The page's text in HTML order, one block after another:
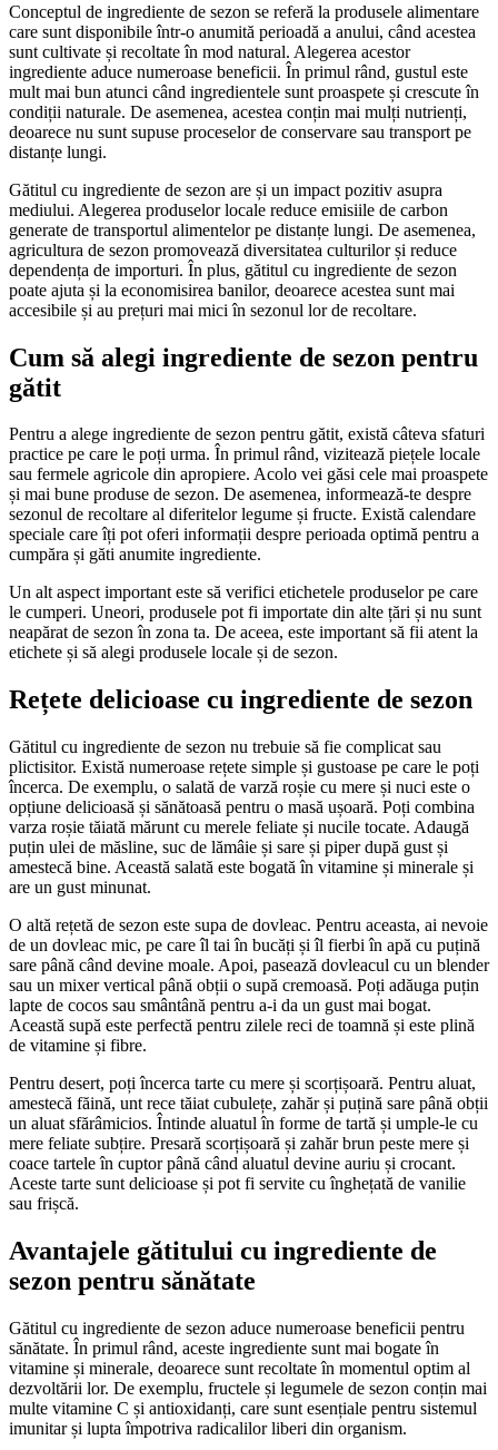
Conceptul de ingrediente de sezon se referă la produsele alimentare
care sunt disponibile într-o anumită perioadă a anului, când acestea
sunt cultivate și recoltate în mod natural. Alegerea acestor
ingrediente aduce numeroase beneficii. În primul rând, gustul este
mult mai bun atunci când ingredientele sunt proaspete și crescute în
condiții naturale. De asemenea, acestea conțin mai mulți nutrienți,
deoarece nu sunt supuse proceselor de conservare sau transport pe
distanțe lungi.
Gătitul cu ingrediente de sezon are și un impact pozitiv asupra
mediului. Alegerea produselor locale reduce emisiile de carbon
generate de transportul alimentelor pe distanțe lungi. De asemenea,
agricultura de sezon promovează diversitatea culturilor și reduce
dependența de importuri. În plus, gătitul cu ingrediente de sezon
poate ajuta și la economisirea banilor, deoarece acestea sunt mai
accesibile și au prețuri mai mici în sezonul lor de recoltare.
Cum să alegi ingrediente de sezon pentru
gătit
Pentru a alege ingrediente de sezon pentru gătit, există câteva sfaturi
practice pe care le poți urma. În primul rând, vizitează piețele locale
sau fermele agricole din apropiere. Acolo vei găsi cele mai proaspete
și mai bune produse de sezon. De asemenea, informează-te despre
sezonul de recoltare al diferitelor legume și fructe. Există calendare
speciale care îți pot oferi informații despre perioada optimă pentru a
cumpăra și găti anumite ingrediente.
Un alt aspect important este să verifici etichetele produselor pe care
le cumperi. Uneori, produsele pot fi importate din alte țări și nu sunt
neapărat de sezon în zona ta. De aceea, este important să fii atent la
etichete și să alegi produsele locale și de sezon.
Rețete delicioase cu ingrediente de sezon
Gătitul cu ingrediente de sezon nu trebuie să fie complicat sau
plictisitor. Există numeroase rețete simple și gustoase pe care le poți
încerca. De exemplu, o salată de varză roșie cu mere și nuci este o
opțiune delicioasă și sănătoasă pentru o masă ușoară. Poți combina
varza roșie tăiată mărunt cu merele feliate și nucile tocate. Adaugă
puțin ulei de măsline, suc de lămâie și sare și piper după gust și
amestecă bine. Această salată este bogată în vitamine și minerale și
are un gust minunat.
O altă rețetă de sezon este supa de dovleac. Pentru aceasta, ai nevoie
de un dovleac mic, pe care îl tai în bucăți și îl fierbi în apă cu puțină
sare până când devine moale. Apoi, pasează dovleacul cu un blender
sau un mixer vertical până obții o supă cremoasă. Poți adăuga puțin
lapte de cocos sau smântână pentru a-i da un gust mai bogat.
Această supă este perfectă pentru zilele reci de toamnă și este plină
de vitamine și fibre.
Pentru desert, poți încerca tarte cu mere și scorțișoară. Pentru aluat,
amestecă făină, unt rece tăiat cubulețe, zahăr și puțină sare până obții
un aluat sfărâmicios. Întinde aluatul în forme de tartă și umple-le cu
mere feliate subțire. Presară scorțișoară și zahăr brun peste mere și
coace tartele în cuptor până când aluatul devine auriu și crocant.
Aceste tarte sunt delicioase și pot fi servite cu înghețată de vanilie
sau frișcă.
Avantajele gătitului cu ingrediente de
sezon pentru sănătate
Gătitul cu ingrediente de sezon aduce numeroase beneficii pentru
sănătate. În primul rând, aceste ingrediente sunt mai bogate în
vitamine și minerale, deoarece sunt recoltate în momentul optim al
dezvoltării lor. De exemplu, fructele și legumele de sezon conțin mai
multe vitamine C și antioxidanți, care sunt esențiale pentru sistemul
imunitar și lupta împotriva radicalilor liberi din organism.